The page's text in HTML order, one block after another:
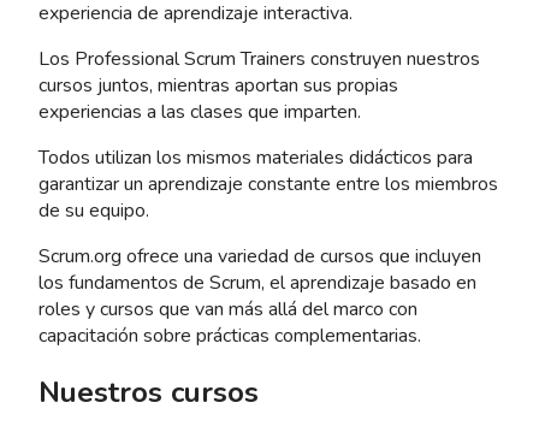
experiencia de aprendizaje interactiva.
Los Professional Scrum Trainers construyen nuestros
cursos juntos, mientras aportan sus propias
experiencias a las clases que imparten.
Todos utilizan los mismos materiales didácticos para
garantizar un aprendizaje constante entre los miembros
de su equipo.
Scrum.org ofrece una variedad de cursos que incluyen
los fundamentos de Scrum, el aprendizaje basado en
roles y cursos que van más allá del marco con
capacitación sobre prácticas complementarias.
Nuestros cursos